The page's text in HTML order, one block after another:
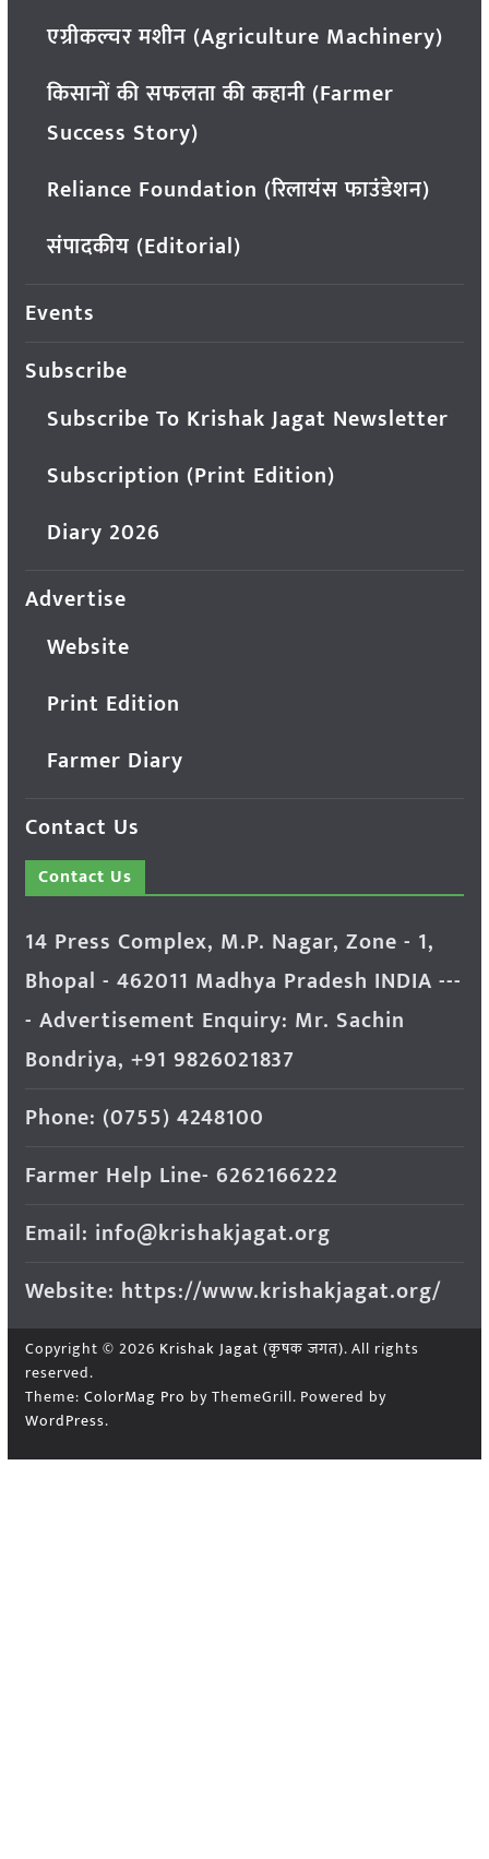
एग्रीकल्चर मशीन (Agriculture Machinery)
किसानों की सफलता की कहानी (Farmer
Success Story)
Reliance Foundation (रिलायंस फाउंडेशन)
संपादकीय (Editorial)
Events
Subscribe
Subscribe To Krishak Jagat Newsletter
Subscription (Print Edition)
Diary 2026
Advertise
Website
Print Edition
Farmer Diary
Contact Us
Contact Us
14 Press Complex, M.P. Nagar, Zone - 1,
Bhopal - 462011 Madhya Pradesh INDIA ---
- Advertisement Enquiry: Mr. Sachin
Bondriya, +91 9826021837
Phone: (0755) 4248100
Farmer Help Line- 6262166222
Email: info@krishakjagat.org
Website: https://www.krishakjagat.org/
Copyright © 2026 Krishak Jagat (कृषक जगत). All rights
reserved.
Theme: ColorMag Pro by ThemeGrill. Powered by
WordPress.